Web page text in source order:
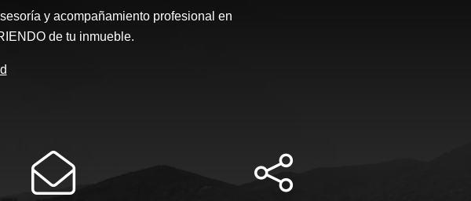
y acompañamiento profesional en
de tu inmueble.